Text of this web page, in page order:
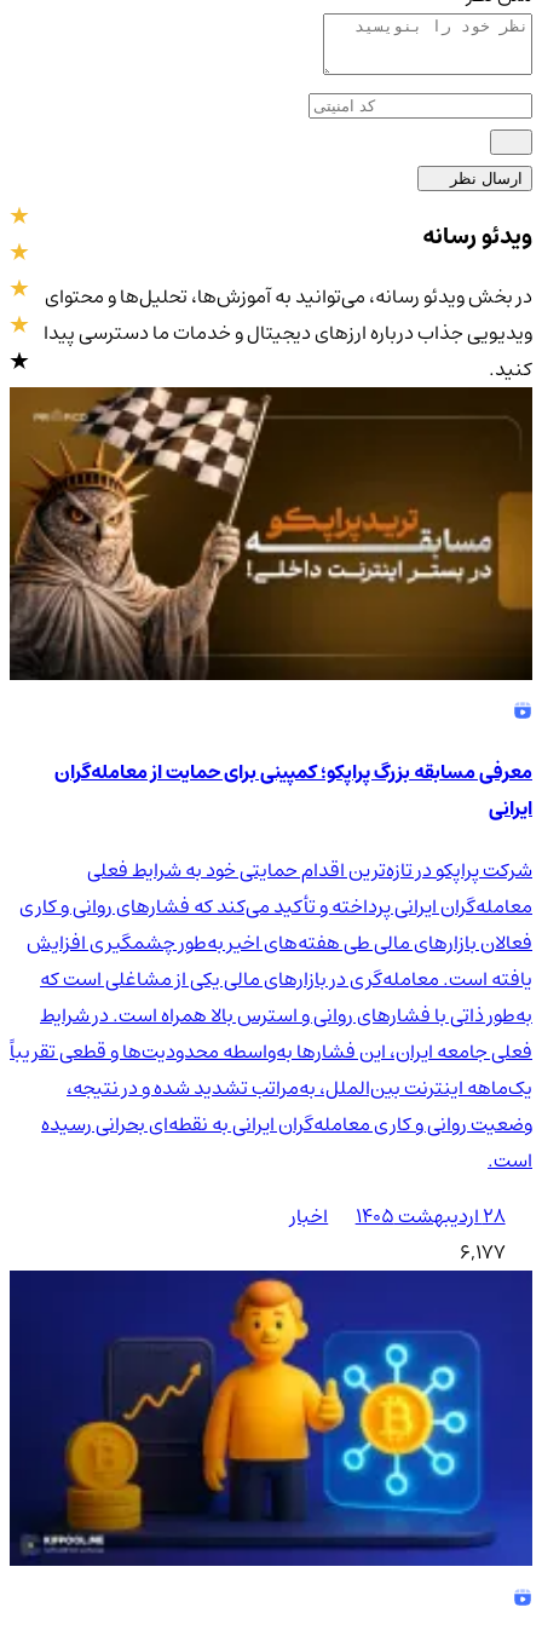
ارسال نظر
4.9/5
ویدئو رسانه
در بخش ویدئو رسانه، می‌توانید به آموزش‌ها، تحلیل‌ها و محتوای
ویدیویی جذاب درباره ارزهای دیجیتال و خدمات ما دسترسی پیدا
کنید.
معرفی مسابقه بزرگ پراپکو؛ کمپینی برای حمایت از معامله‌گران
ایرانی
شرکت پراپکو در تازه‌ترین اقدام حمایتی خود به شرایط فعلی
معامله‌گران ایرانی پرداخته و تأکید می‌کند که فشارهای روانی و کاری
فعالان بازارهای مالی طی هفته‌های اخیر به‌طور چشمگیری افزایش
یافته است. معامله‌گری در بازارهای مالی یکی از مشاغلی است که
به‌طور ذاتی با فشارهای روانی و استرس بالا همراه است. در شرایط
فعلی جامعه ایران، این فشارها به‌واسطه محدودیت‌ها و قطعی تقریباً
یک‌ماهه اینترنت بین‌الملل، به‌مراتب تشدید شده و در نتیجه،
وضعیت روانی و کاری معامله‌گران ایرانی به نقطه‌ای بحرانی رسیده
است.
۲۸ اردیبهشت ۱۴۰۵
اخبار
6,177